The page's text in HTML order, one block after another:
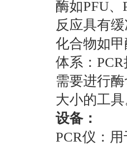
酶如PFU、
反应具有
化合物如
体系：
需要进行
大小的工
设备：
PCR仪：